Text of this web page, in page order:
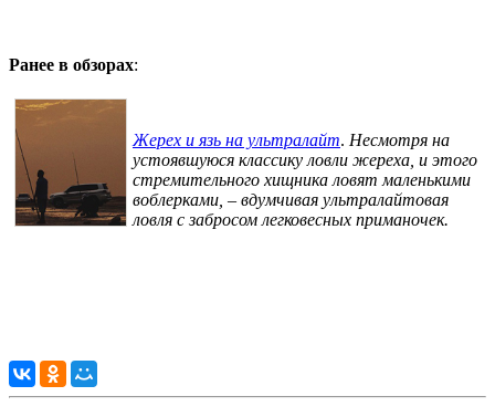
Ранее в обзорах:
Жерех и язь на ультралайт. Несмотря на
устоявшуюся классику ловли жереха, и этого
стремительного хищника ловят маленькими
воблерками, – вдумчивая ультралайтовая
ловля с забросом легковесных приманочек.